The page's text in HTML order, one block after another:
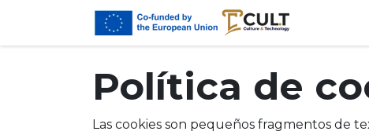
Política de
Las cookies son pequeños fragmentos de